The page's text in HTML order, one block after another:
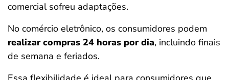
comercial sofreu adaptações.
No comércio eletrônico, os consumidores podem
realizar compras 24 horas por dia, incluindo finais
de semana e feriados.